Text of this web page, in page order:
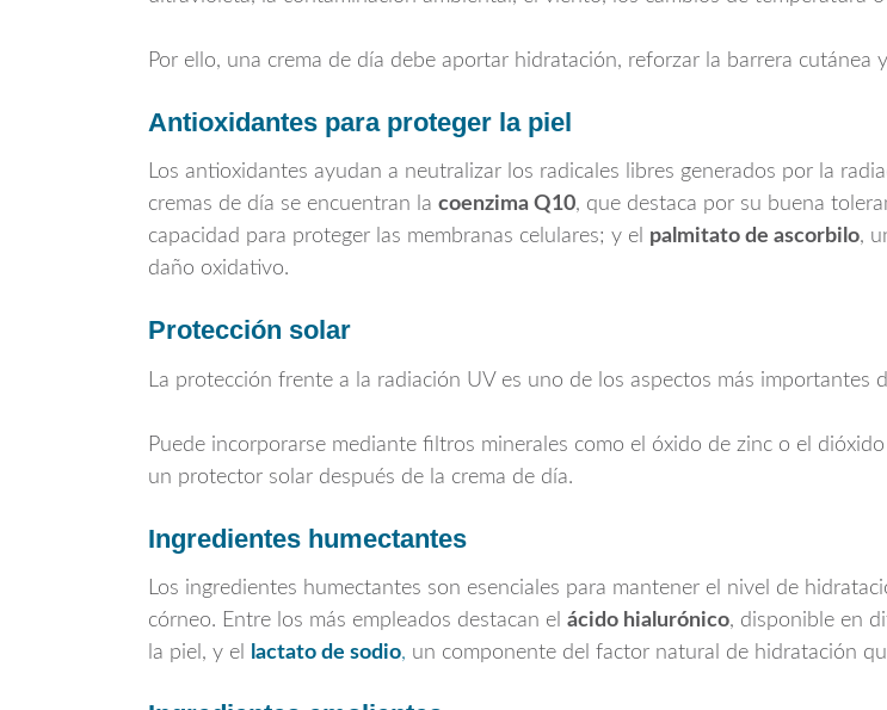
Por ello, una crema de día debe aportar hidratación, reforzar la barrera cutánea
Antioxidantes para proteger la piel
Los antioxidantes ayudan a neutralizar los radicales libres generados por la
cremas de día se encuentran la coenzima Q10, que destaca por su buena
capacidad para proteger las membranas celulares; y el palmitato de ascorbilo,
daño oxidativo.
Protección solar
La protección frente a la radiación UV es uno de los aspectos más importantes
Puede incorporarse mediante filtros minerales como el óxido de zinc o el
un protector solar después de la crema de día.
Ingredientes humectantes
Los ingredientes humectantes son esenciales para mantener el nivel de
córneo. Entre los más empleados destacan el ácido hialurónico, disponible en
la piel, y el
lactato de sodio, un componente del factor natural de hidratación